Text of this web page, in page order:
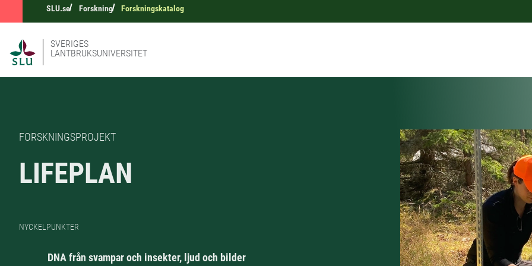
SLU.se Forskning Forskningskatalog
SVERIGES
LANTBRUKSUNIVERSITET
FORSKNINGSPROJEKT
LIFEPLAN
NYCKELPUNKTER
DNA från svampar och insekter, ljud och bilder